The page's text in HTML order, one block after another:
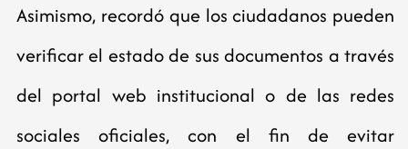
Asimismo, recordó que los ciudadanos pueden
verificar el estado de sus documentos a través
del portal web institucional o de las redes
sociales oficiales, con el fin de evitar